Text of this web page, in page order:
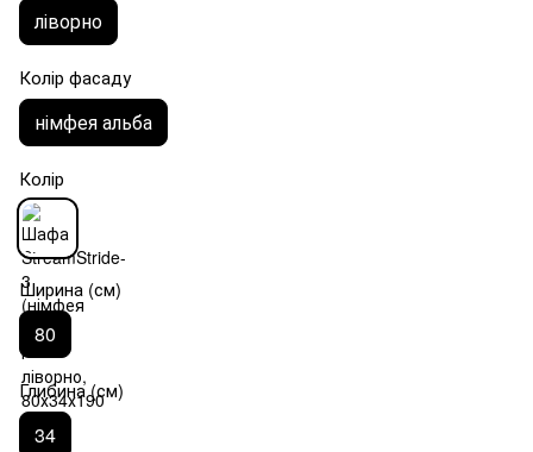
ліворно
Колір фасаду
німфея альба
Колір
Ширина (см)
80
Глибина (см)
34